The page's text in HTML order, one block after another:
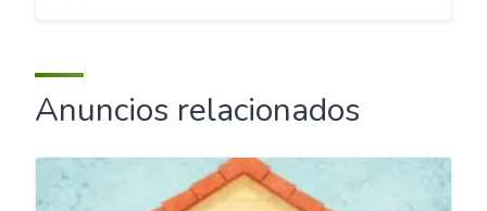
Anuncios relacionados